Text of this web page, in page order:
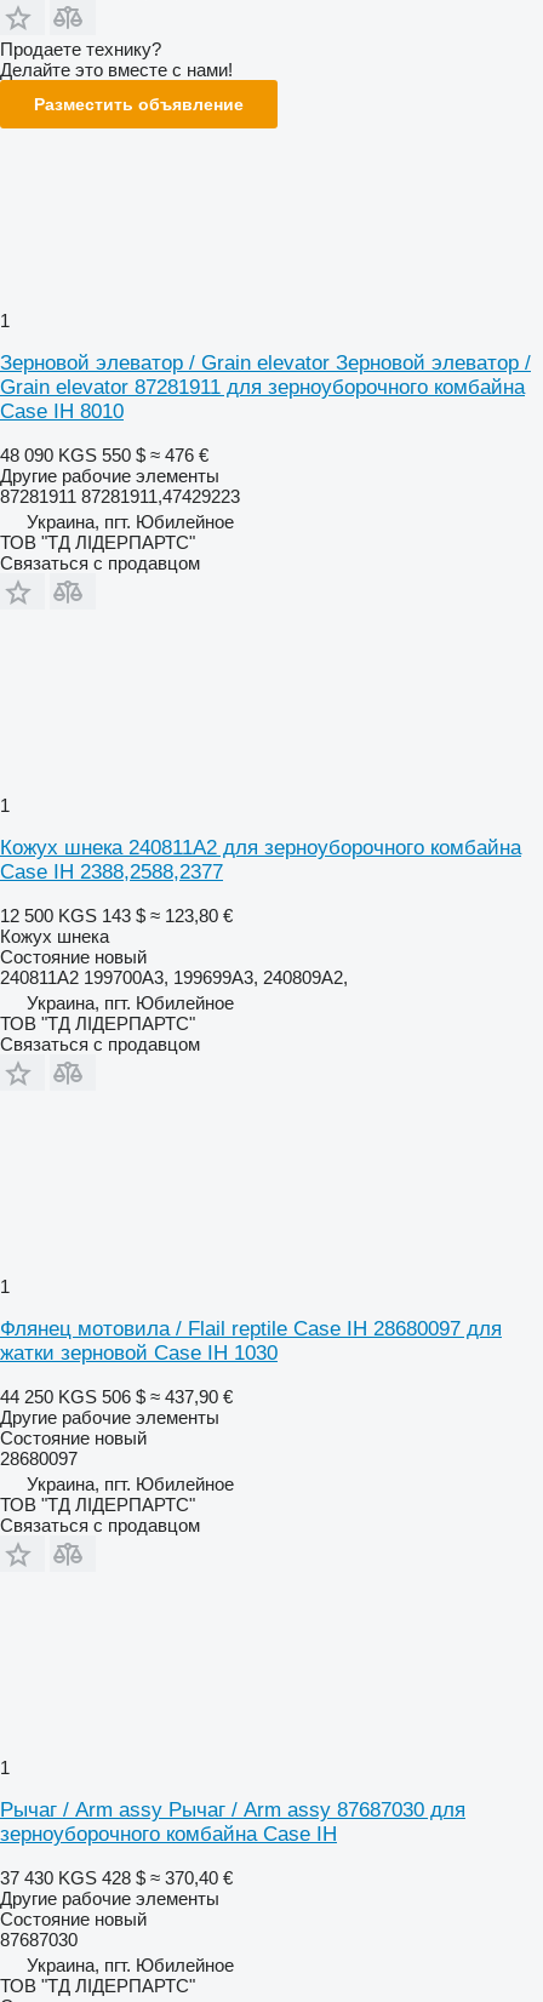
Продаете технику?
Делайте это вместе с нами!
Разместить объявление
1
Зерновой элеватор / Grain elevator Зерновой элеватор /
Grain elevator 87281911 для зерноуборочного комбайна
Case IH 8010
48 090 KGS 550 $ ≈ 476 €
Другие рабочие элементы
87281911 87281911,47429223
Украина, пгт. Юбилейное
ТОВ "ТД ЛІДЕРПАРТС"
Связаться с продавцом
1
Кожух шнека 240811A2 для зерноуборочного комбайна
Case IH 2388,2588,2377
12 500 KGS 143 $ ≈ 123,80 €
Кожух шнека
Состояние новый
240811A2 199700A3, 199699A3, 240809A2,
Украина, пгт. Юбилейное
ТОВ "ТД ЛІДЕРПАРТС"
Связаться с продавцом
1
Флянец мотовила / Flail reptile Case IH 28680097 для
жатки зерновой Case IH 1030
44 250 KGS 506 $ ≈ 437,90 €
Другие рабочие элементы
Состояние новый
28680097
Украина, пгт. Юбилейное
ТОВ "ТД ЛІДЕРПАРТС"
Связаться с продавцом
1
Рычаг / Arm assy Рычаг / Arm assy 87687030 для
зерноуборочного комбайна Case IH
37 430 KGS 428 $ ≈ 370,40 €
Другие рабочие элементы
Состояние новый
87687030
Украина, пгт. Юбилейное
ТОВ "ТД ЛІДЕРПАРТС"